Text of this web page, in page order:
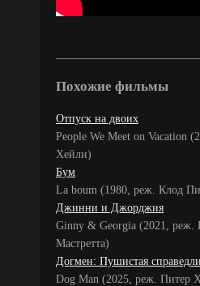
Похожие фильмы
Отпуск на двоих
People We Meet on Vacation
Хейли)
Бум
La boum (1980, реж. Клод
Джинни и Джорджия
Ginny & Georgia (2021, реж.
Мастретта)
Догмен: Пушистая
Dog Man (2025, реж. Питер